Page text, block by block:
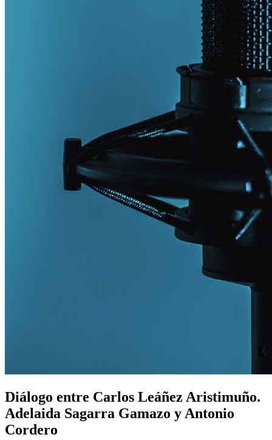
Diálogo entre Carlos Leáñez Aristimuño.
Adelaida Sagarra Gamazo y Antonio
Cordero